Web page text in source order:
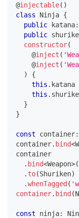
@injectable( )
class
Ninja {
public katana:
public
constructor(
@inject (
@inject (
)
{
this . katana
this .
}
}
const container:
container. bind<
container
. bind<Weapon>(
. to(Shuriken)
.whenTagged (
container. bind (
const ninja: